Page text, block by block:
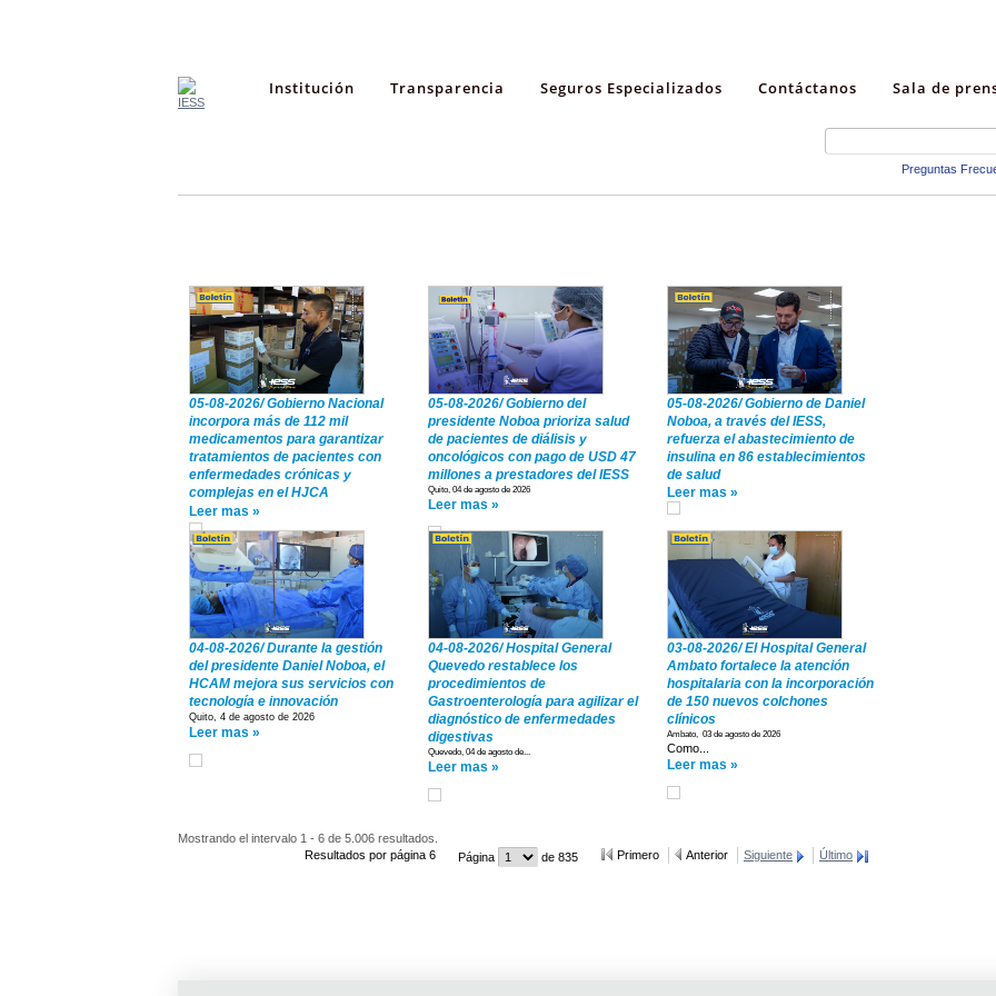
Institución Transparencia Seguros Especializados Contáctanos Sala de
Preguntas
05-08-2026/ Gobierno Nacional
incorpora más de 112 mil
medicamentos para garantizar
tratamientos de pacientes con
enfermedades crónicas y
complejas en el HJCA
Leer mas »
05-08-2026/ Gobierno del
presidente Noboa prioriza salud
de pacientes de diálisis y
oncológicos con pago de USD 47
millones a prestadores del IESS
Quito, 04 de agosto de 2026
Leer mas »
05-08-2026/ Gobierno de Daniel
Noboa, a través del IESS,
refuerza el abastecimiento de
insulina en 86 establecimientos
de salud
Leer mas »
04-08-2026/ Durante la gestión
del presidente Daniel Noboa, el
HCAM mejora sus servicios con
tecnología e innovación
Quito, 4 de agosto de 2026
Leer mas »
04-08-2026/ Hospital General
Quevedo restablece los
procedimientos de
Gastroenterología para agilizar el
diagnóstico de enfermedades
digestivas
Quevedo, 04 de agosto de...
Leer mas »
03-08-2026/ El Hospital General
Ambato fortalece la atención
hospitalaria con la incorporación
de 150 nuevos colchones
clínicos
Ambato, 03 de agosto de 2026
Como...
Leer mas »
Mostrando el intervalo 1 - 6 de 5.006 resultados.
Resultados por página 6
Página de 835 Primero Anterior Siguiente Último